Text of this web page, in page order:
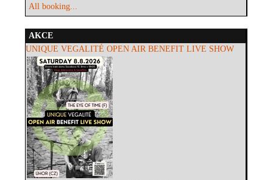
All booking...
AKCE
UNIQUE VEGALITÉ OPEN AIR BENEFIT LIVE SHOW